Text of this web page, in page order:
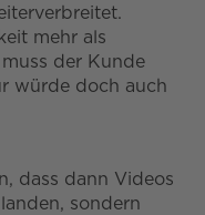
mehr als
der Kunde
würde doch auch
dass dann Videos
sondern